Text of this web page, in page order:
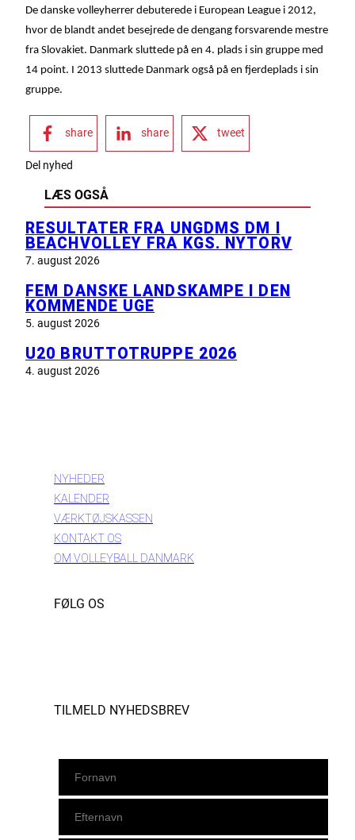
De danske volleyherrer debuterede i European League i 2012,
hvor de blandt andet besejrede de dengang forsvarende mestre
fra Slovakiet. Danmark sluttede på en 4. plads i sin gruppe med
14 point. I 2013 sluttede Danmark også på en fjerdeplads i sin
gruppe.
share share tweet
Del nyhed
LÆS OGSÅ
RESULTATER FRA UNGDMS DM I
BEACHVOLLEY FRA KGS. NYTORV
7. august 2026
FEM DANSKE LANDSKAMPE I DEN
KOMMENDE UGE
5. august 2026
U20 BRUTTOTRUPPE 2026
4. august 2026
NYHEDER
KALENDER
VÆRKTØJSKASSEN
KONTAKT OS
OM VOLLEYBALL DANMARK
FØLG OS
TILMELD NYHEDSBREV